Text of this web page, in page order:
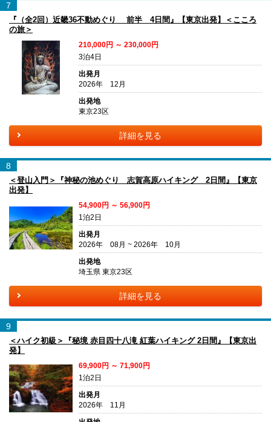
7
『（全2回）近畿36不動めぐり 前半 4日間』【東京出発】＜こころ
の旅＞
210,000円 ～ 230,000円
3泊4日
出発月
2026年 12月
出発地
東京23区
詳細を見る
8
＜登山入門＞『神秘の池めぐり 志賀高原ハイキング 2日間』【東京
出発】
54,900円 ～ 56,900円
1泊2日
出発月
2026年 08月 ~ 2026年 10月
出発地
埼玉県 東京23区
詳細を見る
9
＜ハイク初級＞『秘境 赤目四十八滝 紅葉ハイキング 2日間』【東京出
発】
69,900円 ～ 71,900円
1泊2日
出発月
2026年 11月